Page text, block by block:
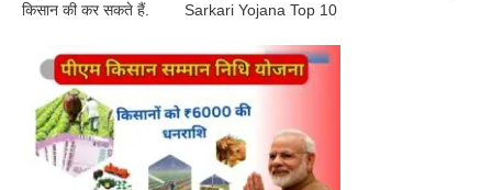
किसान की कर सकते हैं. Sarkari Yojana Top 10